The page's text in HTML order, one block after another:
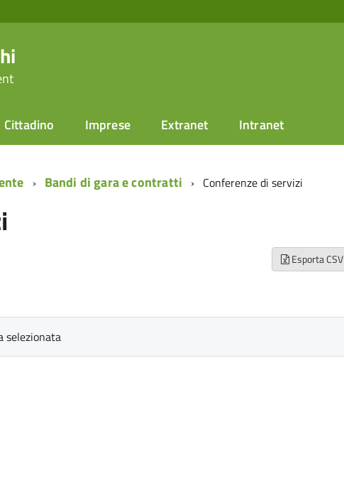
Cittadino Imprese Extranet Intranet
Bandi di gara e contratti Conferenze di servizi
Esporta CSV
selezionata